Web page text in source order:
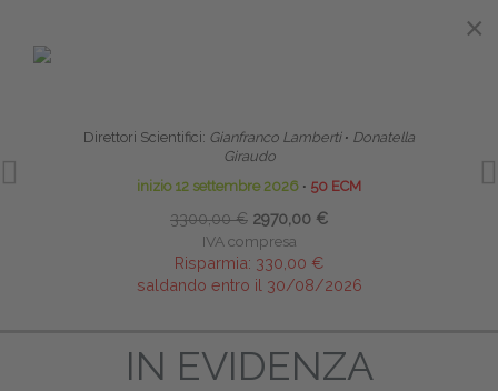
Direttori Scientifici: Gianfranco Lamberti ∙ Donatella
Giraudo
inizio 12 settembre 2026 ∙ 50 ECM
3300,00 € 2970,00 €
IVA compresa
Risparmia: 330,00 €
saldando entro il 30/08/2026
IN EVIDENZA
×
×